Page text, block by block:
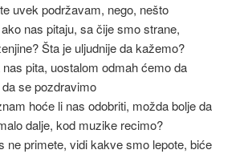
uvek podržavam, nego, nešto
nas pitaju, sa čije smo strane,
Šta je uljudnije da kažemo?
pita, uostalom odmah ćemo da
se pozdravimo
hoće li nas odobriti, možda bolje da
dalje, kod muzike recimo?
ne primete, vidi kakve smo lepote, biće